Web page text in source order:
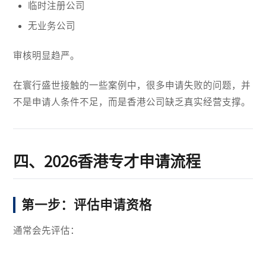
临时注册公司
无业务公司
审核明显趋严。
在寰行盛世接触的一些案例中，很多申请失败的问题，并
不是申请人条件不足，而是香港公司缺乏真实经营支撑。
四、2026香港专才申请流程
第一步：评估申请资格
通常会先评估：